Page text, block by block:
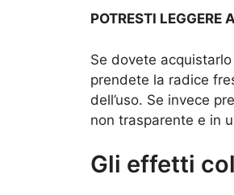
POTRESTI LEGGERE
Se dovete
prendete la radice
dell’uso. Se invece
non trasparente e in
Gli effetti